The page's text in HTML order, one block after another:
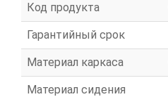
Код продукта
Гарантийный срок
Материал каркаса
Материал сидения